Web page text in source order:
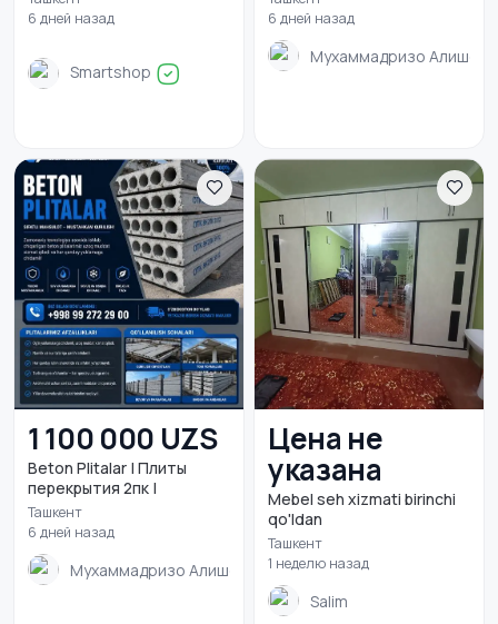
6 дней назад
Smartshop
6 дней назад
Мухаммадризо
1 100 000 UZS
Beton Plitalar | Плиты
перекрытия 2пк |
Ташкент
6 дней назад
Мухаммадризо Алишеров
Цена не
указана
Mebel seh xizmati birinchi
qo'ldan
Ташкент
1 неделю назад
Salim